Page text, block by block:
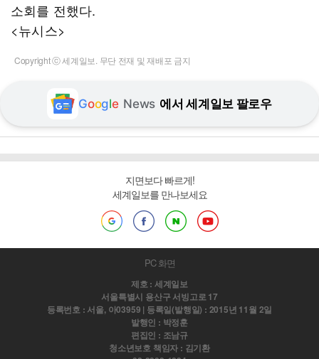
소회를 전했다.
<뉴시스>
Copyright ⓒ 세계일보. 무단 전재 및 재배포 금지
Google News 에서 세계일보 팔로우
지면보다 빠르게!
세계일보를 만나보세요
PC 화면
제호 : 세계일보
서울특별시 용산구 서빙고로 17
등록번호 : 서울, 아03959 | 등록일(발행일) : 2015년 11월 2일
발행인 : 박정훈
편집인 : 조남규
청소년보호 책임자 : 김기환